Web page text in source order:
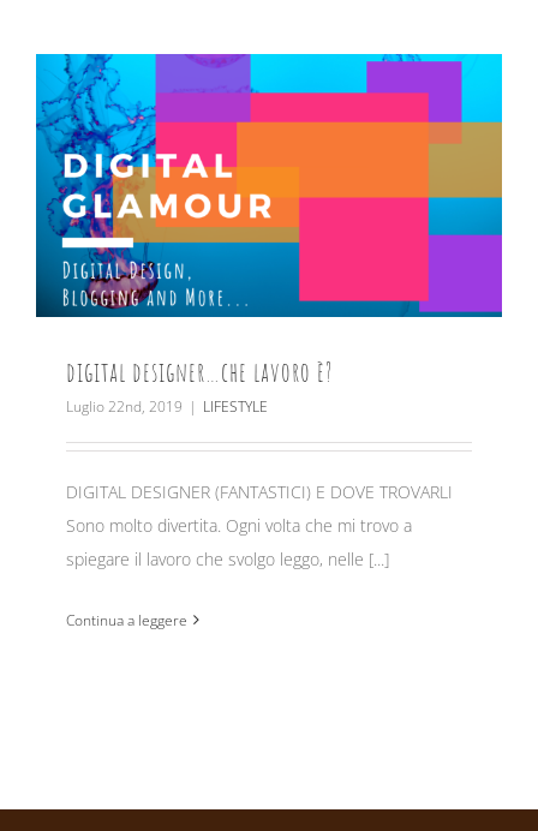
digital designer…che lavoro è?
Luglio 22nd, 2019 | LIFESTYLE
DIGITAL DESIGNER (FANTASTICI) E DOVE TROVARLI
Sono molto divertita. Ogni volta che mi trovo a
spiegare il lavoro che svolgo leggo, nelle [...]
Continua a leggere